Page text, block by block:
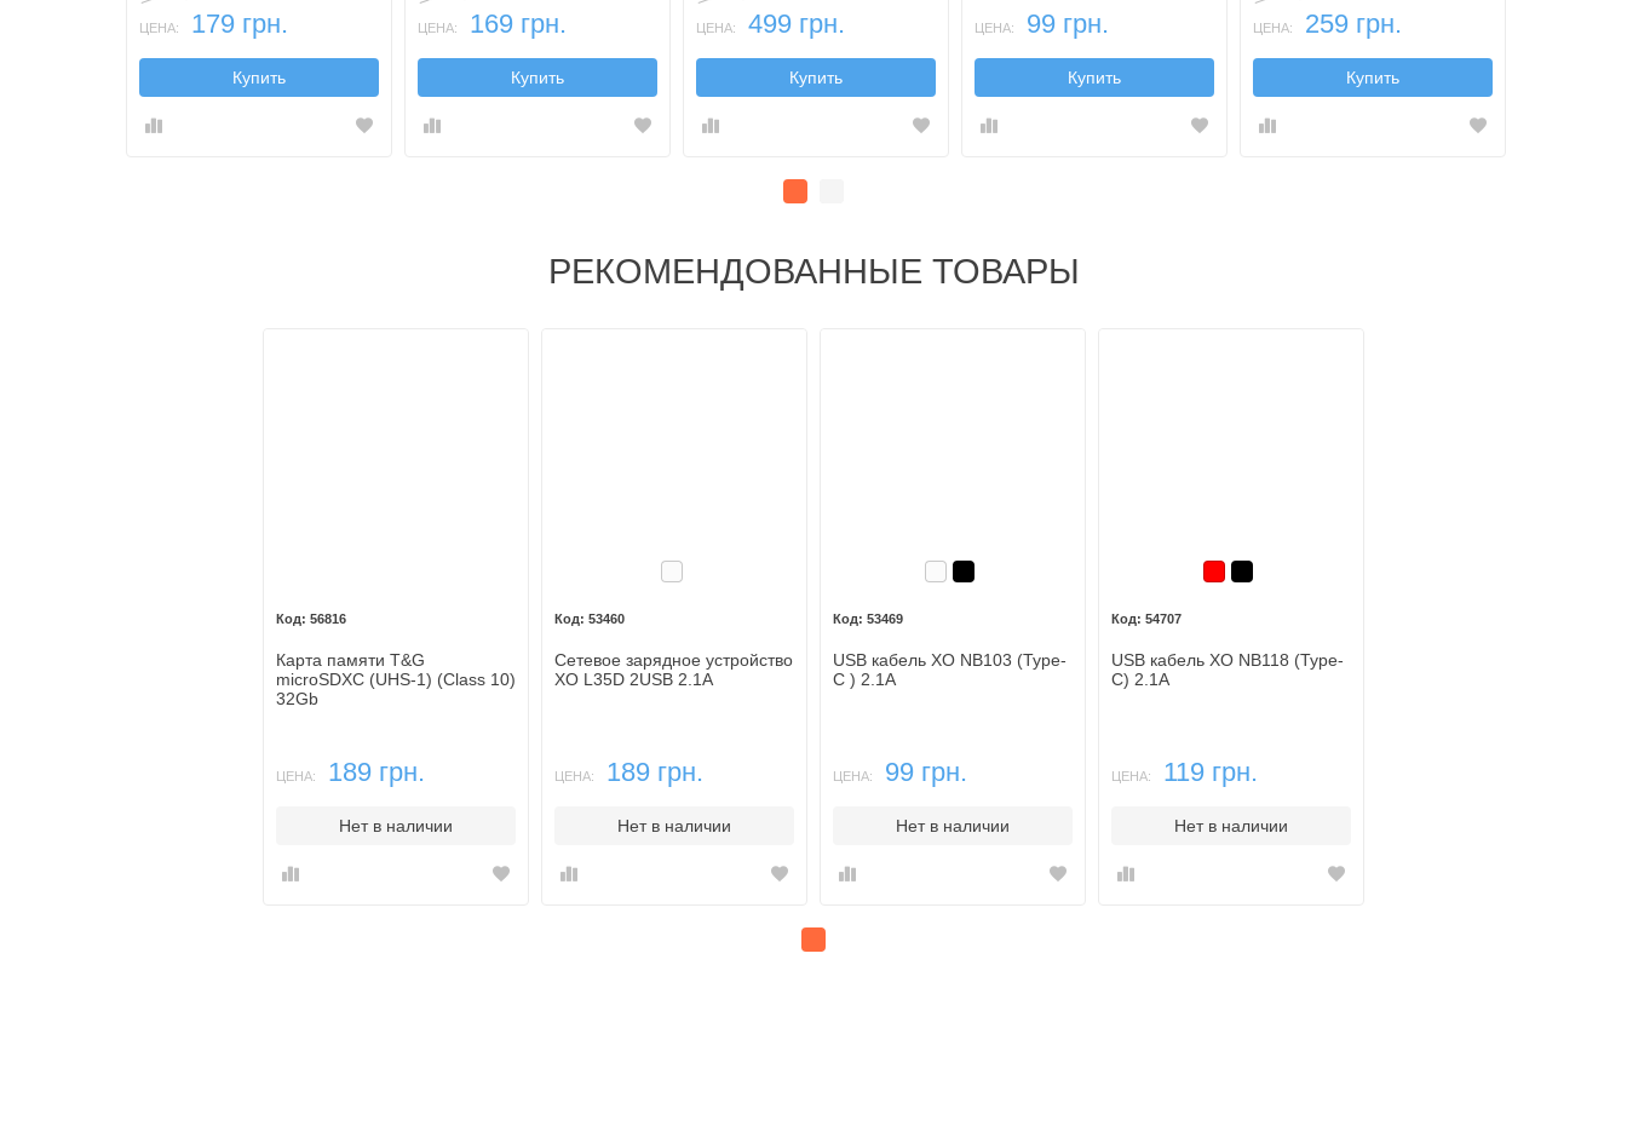
ЦЕНА: 179 грн.
Купить
ЦЕНА: 169 грн.
Купить
ЦЕНА: 499 грн.
Купить
ЦЕНА: 99 грн.
Купить
ЦЕНА: 259 грн.
Купить
РЕКОМЕНДОВАННЫЕ ТОВАРЫ
56816
Карта памяти T&G
microSDXC (UHS-1) (Class 10)
32Gb
ЦЕНА: 189 грн.
Нет в наличии
Белый
53460
Сетевое зарядное устройство
XO L35D 2USB 2.1A
ЦЕНА: 189 грн.
Нет в наличии
БелыйЧерный
53469
USB кабель XO NB103 (Type-
C ) 2.1A
ЦЕНА: 99 грн.
Нет в наличии
Красный
Черный
54707
USB кабель XO NB118 (Type-
C) 2.1A
ЦЕНА: 119 грн.
Нет в наличии